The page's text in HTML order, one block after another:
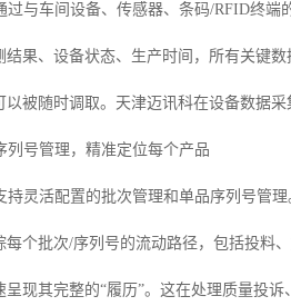
过与车间设备、传感器、条码/RFID终
结果、设备状态、生产时间，所有关键
以被随时调取。天津迈讯科在设备数据
列号管理，精准定位每个产品
持灵活配置的批次管理和单品序列号管
每个批次/序列号的流动路径，包括投料
呈现其完整的“履历”。这在处理质量投诉